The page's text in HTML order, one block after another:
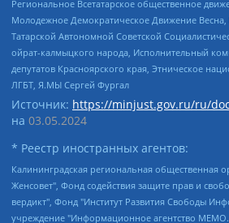
Региональное Всетатарское общественное
Молодежное Демократическое Движение
Татарской Автономной Советской
ойрат-калмыцкого народа, Исполнительный
депутатов Красноярского края, Этническое
ЛГБТ, Я.МЫ Сергей Фургал
Источник: https://minjust.gov.ru/ru/
на 03.05.2024
* Реестр иностранных агентов:
Калининградская региональная общественная организация "Экозащита!-Женсовет", Фонд содействия защите прав и свобод граждан "Общественный вердикт", Фонд "Институт Развития Свободы Информации", Частное учреждение "Информационное агентство МЕМО. РУ", Региональная общественная организация "Общественная комиссия по сохранению наследия академика Сахарова", Фонд поддержки свободы прессы, Санкт-Петербургская общественная правозащитная организация "Гражданский контроль", Межрегиональная общественная организация "Информационно-просветительский центр "Мемориал", Региональный Фонд "Центр Защиты Прав Средств Массовой Информации", с 05.12.2023 Фонд "Центр Защиты Прав Средств массовой информации", Региональная общественная благотворительная организация помощи беженцам и мигрантам "Гражданское содействие", Негосударственное образовательное учреждение дополнительного профессионального образования (повышение квалификации) специалистов "АКАДЕМИЯ ПО ПРАВАМ ЧЕЛОВЕКА", Свердловская региональная общественная организация "Сутяжник", Автономная некоммерческая организация "Центр независимых социологических исследований", Союз общественных объединений "Российский исследовательский центр по правам человека", Региональное общественное учреждение научно-информационный центр "МЕМОРИАЛ", Некоммерческая организация "Фонд защиты гласности", Автономная некоммерческая организация "Институт прав человека", Городская общественная организация "Екатеринбургское общество "МЕМОРИАЛ", Городская общественная организация "Рязанское историко-просветительское и правозащитное общество "Мемориал" (Рязанский Мемориал), Челябинский региональный орган общественной самодеятельности – женское общественное объединение "Женщины Евразии", Челябинский региональный орган общественной самодеятельности "Уральская правозащитная группа", Фонд содействия защите здоровья и социальной справедливости имени Андрея Рылькова, Автономная Некоммерческая Организация "Аналитический Центр Юрия Левады", Автономная некоммерческая организация социальной поддержки населения "Проект Апрель", Региональная общественная организация помощи женщинам и детям, находящимся в кризисной ситуации "Информационно-методический центр "Анна", Фонд содействия развитию массовых коммуникаций и правовому просвещению "Так-так-Так", Фонд содействия устойчивому развитию "Серебряная тайга", Свердловский региональный общественный фонд социальных проектов "Новое время", "Idel.Реалии", Кавказ.Реалии, Крым.Реалии, Телеканал Настоящее Время, Татаро-башкирская служба Радио Свобода (Azatliq Radiosi), Радио Свободная Европа/Радио Свобода (PCE/PC), "Сибирь.Реалии", "Фактограф", Благотворительный фонд помощи осужденным и их семьям, Автономная некоммерческая организация "Институт глобализации и социальных движений", Фонд "В защиту прав заключенных", Частное учреждение "Центр поддержки и содействия развитию средств массовой информации", Пензенский региональный общественный благотворительный фонд "Гражданский союз", "Север.Реалии", Некоммерческая организация Фонд "Правовая инициатива", Общество с ограниченной ответственностью "Радио Свободная Европа/Радио Свобода", Чешское информационное агентство "MEDIUM-ORIENT", Красноярская региональная общественная организация "Мы против СПИДа", Камалягин Денис Николаевич, Маркелов Сергей Евгеньевич, Пономарев Лев Александрович, Савицкая Людмила Алексеевна, Автономная некоммерческая организация "Центр по работе с проблемой насилия "НАСИЛИЮ.НЕТ", Межрегиональный профессиональный союз работников здравоохранения "Альянс врачей", Юридическое лицо, зарегистрированное в Латвийской Республике, SIA "Medusa Project" (регистрационный номер 40103797863, дата регистрации 10.06.2014), Некоммерческая организация "Фонд по борьбе с коррупцией", Автономная некоммерческая организация "Институт права и публичной политики", Баданин Роман Сергеевич, Гликин Максим Александрович, Железнова Мария Михайловна, Лукьянова Юлия Сергеевна, Маетная Елизавета Витальевна, Маняхин Петр Борисович, Чуракова Ольга Владимировна, Ярош Юлия Петровна, Юридическое лицо "The Insider SIA", зарегистрированное в Риге, Латвийская Республика (дата регистрации 26.06.2015), являющееся администратором доменного имени интернет-издания "The Insider SIA", https://theins.ru, Постернак Алексей Евгеньевич, Рубин Михаил Аркадьевич, Анин Роман Александрович, Юридическое лицо Istories fonds, зарегистрированное в Латвийской Республике (регистрационный номер 50008295751, дата регистрации 24.02.2020), Великовский Дмитрий Александрович, Долинина Ирина Николаевна, Мароховская Алеся Алексеевна, Шлейнов Роман Юрьевич, Шмагун Олеся Валентиновна, Общество с ограниченной ответственностью "Альтаир 2021", Общество с ограниченной ответственностью "Вега 2021", Общество с ограниченной ответственностью "Главный редактор 2021", Общество с ограниченной ответственностью "Ромашки монолит", Важенков Артем Валерьевич, Ивановская областная общественная организация "Центр гендерных исследований", Гурман Юрий Альбертович, Медиапроект "ОВД-Инфо", Егоров Владимир Владимирович, Жилинский Владимир Александрович, Общество с ограниченной ответственностью "ЗП", Иванова София Юрьевна, Карезина Инна Павловна, Кильтау Екатерина Викторовна, Петров Алексей Викторович, Пискунов Сергей Евгеньевич, Смирнов Сергей Сергеевич, Тихонов Михаил Сергеевич, Общество с ограниченной ответственностью "ЖУРНАЛИСТ-ИНОСТРАННЫЙ АГЕНТ", Арапова Галина Юрьевна, Вольтская Татьяна Анатольевна, Американская компания "Mason G.E.S. Anonymous Foundation" (США), являющаяся владельцем интернет-издания https://mnews.world/, Компания "Stichting Bellingcat", зарегистрированная в Нидерландах (дата регистрации 11.07.2018), Захаров Андрей Вячеславович, Клепиковская Екатерина Дмитриевна, Общество с ограниченной ответственностью "МЕМО", Перл Роман Александрович, Симонов Евгений Алексеевич, Соловьева Елена Анатольевна, Сотников Даниил Владимирович, Сурначева Елизавета Дмитриевна, Автономная некоммерческая организация по защите прав человека и информированию населения "Якутия – Наше Мнение", Общество с ограниченной ответственностью "Москоу диджитал медиа", с 26.01.2023 Общество с ограниченной ответственностью "Чайка Белые сады", Ветошкина Валерия Валерьевна, Заговора Максим Александрович, Межрегиональное общественное движение "Российская ЛГБТ - сеть", Оленичев Максим Владимирович, Павлов Иван Юрьевич, Скворцова Елена Сергеевна, Общество с ограниченной ответственностью "Как бы инагент", Кочетков Игорь Викторович, Общество с ограниченной ответственностью "Честные выборы", Еланчик Олег Александрович, Общество с ограниченной ответственностью "Нобелевский